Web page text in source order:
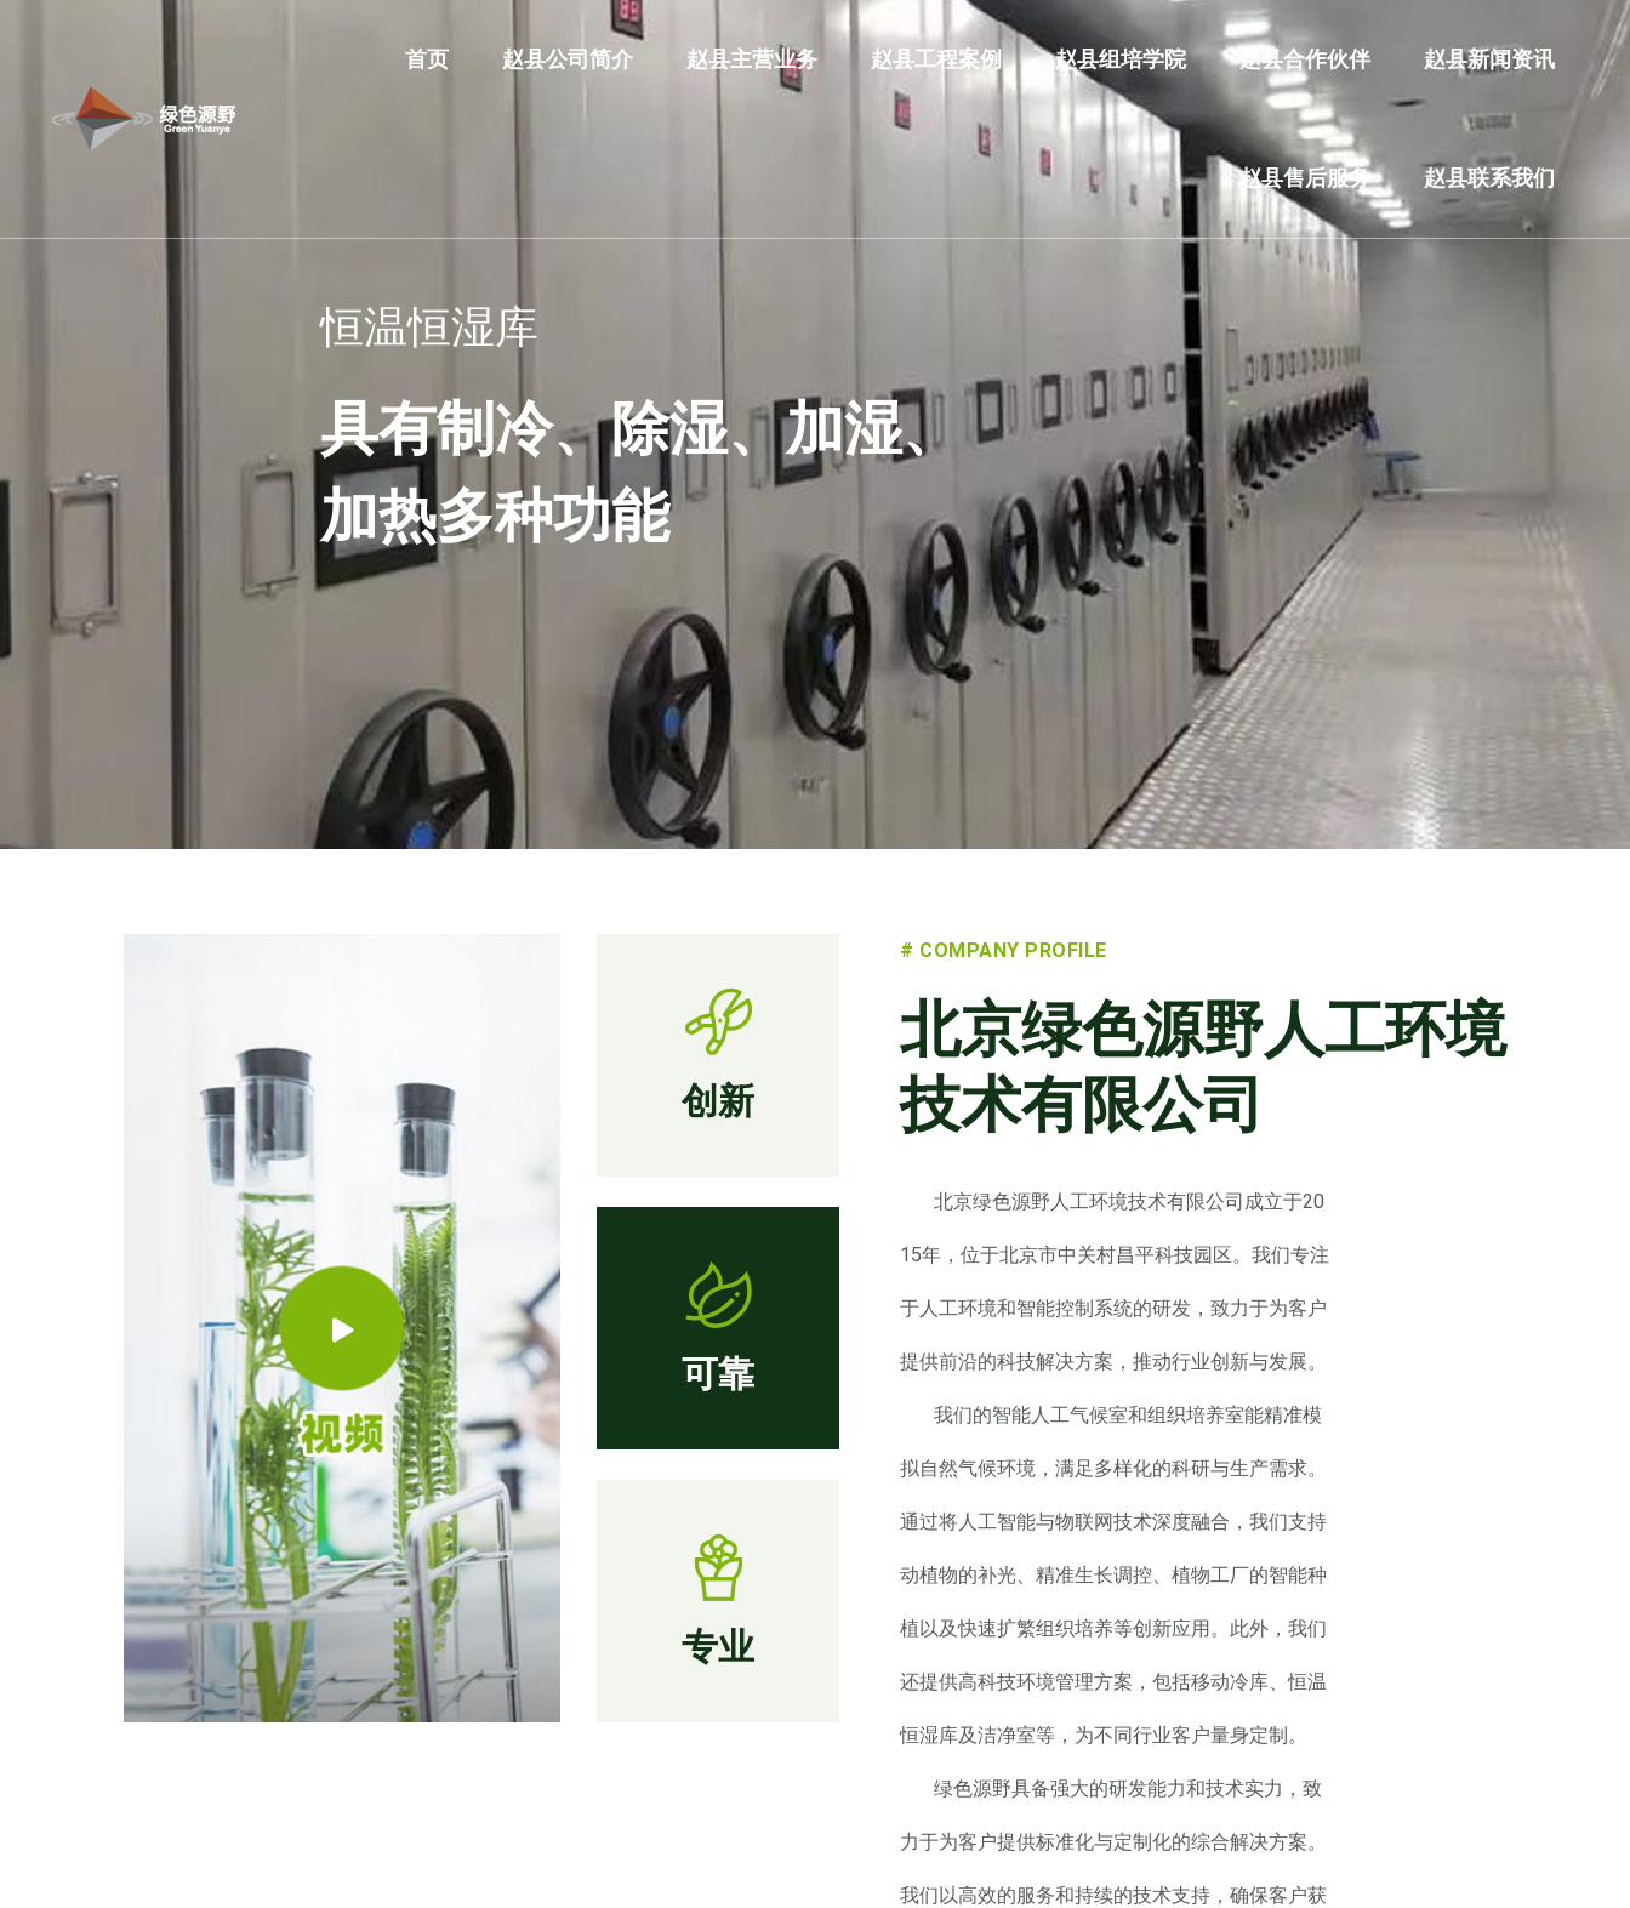
首页 赵县公司简介 赵县主营业务 赵县工程案例 赵县组培学院 赵县合作伙伴 赵县新闻资讯
赵县售后服务 赵县联系我们
人工气候室
模拟自然界气象条件，控制室内
温度，湿度，光照等环境因素
恒温恒湿库
具有制冷、除湿、加湿、
加热多种功能
组培室
让组培不再难更先进、更简
单、更精准、更可靠
创新
可靠
专业
# COMPANY PROFILE
北京绿色源野人工环境
技术有限公司
北京绿色源野人工环境技术有限公司成立于20
15年，位于北京市中关村昌平科技园区。我们专注
于人工环境和智能控制系统的研发，致力于为客户
提供前沿的科技解决方案，推动行业创新与发展。
我们的智能人工气候室和组织培养室能精准模
拟自然气候环境，满足多样化的科研与生产需求。
通过将人工智能与物联网技术深度融合，我们支持
动植物的补光、精准生长调控、植物工厂的智能种
植以及快速扩繁组织培养等创新应用。此外，我们
还提供高科技环境管理方案，包括移动冷库、恒温
恒湿库及洁净室等，为不同行业客户量身定制。
绿色源野具备强大的研发能力和技术实力，致
力于为客户提供标准化与定制化的综合解决方案。
我们以高效的服务和持续的技术支持，确保客户获